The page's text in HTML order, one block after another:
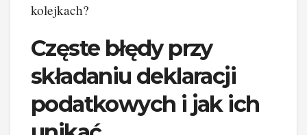
kolejkach?
Częste błędy przy
składaniu deklaracji
podatkowych i jak ich